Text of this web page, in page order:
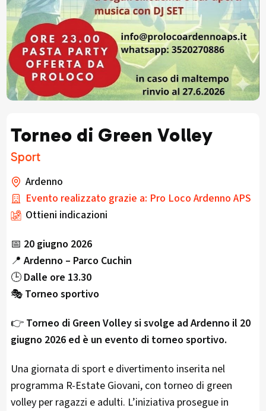
Torneo di Green Volley
Sport
Ardenno
Evento realizzato grazie a: Pro Loco Ardenno APS
Ottieni indicazioni
📅 20 giugno 2026
📍Ardenno – Parco Cuchin
🕒Dalle ore 13.30
🎭 Torneo sportivo
👉 Torneo di Green Volley si svolge ad Ardenno il 20
giugno 2026 ed è un evento di torneo sportivo.
Una giornata di sport e divertimento inserita nel
programma R-Estate Giovani, con torneo di green
volley per ragazzi e adulti. L’iniziativa prosegue in